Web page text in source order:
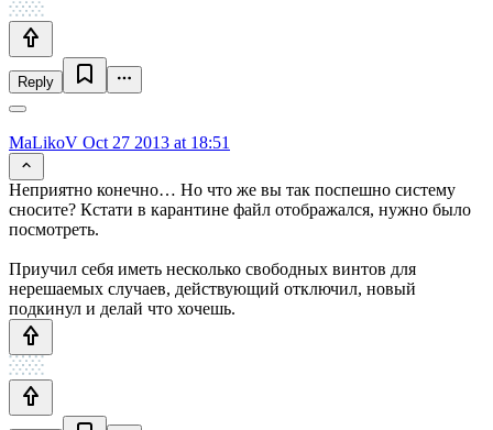
Reply
MaLikoV Oct 27 2013 at 18:51
Неприятно конечно… Но что же вы так поспешно систему
сносите? Кстати в карантине файл отображался, нужно было
посмотреть.
Приучил себя иметь несколько свободных винтов для
нерешаемых случаев, действующий отключил, новый
подкинул и делай что хочешь.